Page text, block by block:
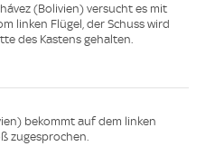
(Bolivien) versucht es mit
linken Flügel, der Schuss wird
des Kastens gehalten.
bekommt auf dem linken
zugesprochen.